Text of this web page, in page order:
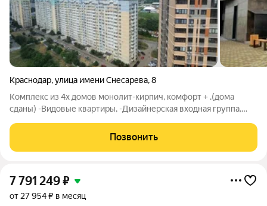
Краснодар,улица имени Снесарева,8
Комплекс из 4х домов монолит-кирпич, комфорт + .(дома
сданы) -Видовые квартиры, -Дизайнерская входная группа,
колясок и велосипедов -Большой наземный паркинг,
-Современные детские площадки,
Позвонить
7 791 249₽
от 27 954 ₽ в месяц